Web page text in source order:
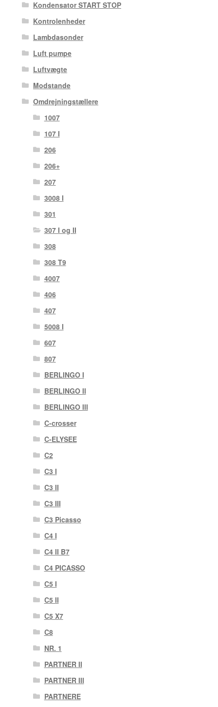
Kondensator START STOP
Kontrolenheder
Lambdasonder
Luft pumpe
Luftvægte
Modstande
Omdrejningstællere
1007
107 I
206
206+
207
3008 I
301
307 I og II
308
308 T9
4007
406
407
5008 I
607
807
BERLINGO I
BERLINGO II
BERLINGO III
C-crosser
C-ELYSEE
C2
C3 I
C3 II
C3 III
C3 Picasso
C4 I
C4 II B7
C4 PICASSO
C5 I
C5 II
C5 X7
C8
NR. 1
PARTNER II
PARTNER III
PARTNERE